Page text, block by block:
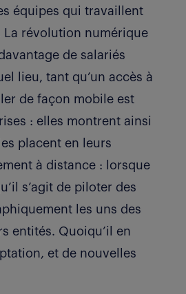
équipes qui travaillent
La révolution numérique
de salariés
lieu, tant qu’un accès à
de façon mobile est
: elles montrent ainsi
placent en leurs
à distance : lorsque
s’agit de piloter des
les uns des
entités. Quoiqu’il en
et de nouvelles